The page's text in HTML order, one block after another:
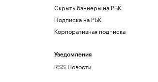
Скрыть баннеры на РБК
Подписка на РБК
Корпоративная подписка
Уведомления
RSS Новости